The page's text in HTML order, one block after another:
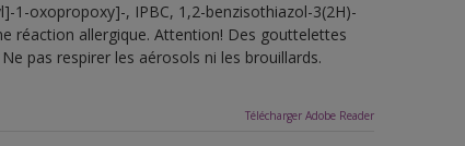
1-oxopropoxy]-, IPBC, 1,2-benzisothiazol-3(2H)-
réaction allergique. Attention! Des gouttelettes
pas respirer les aérosols ni les brouillards.
Télécharger Adobe Reader